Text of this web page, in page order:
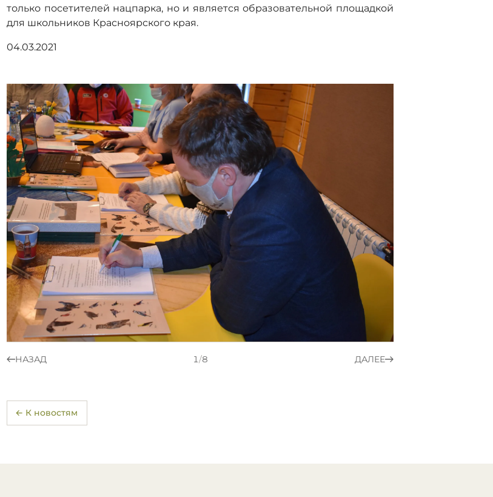
только посетителей нацпарка, но и является образовательной площадкой
для школьников Красноярского края.
04.03.2021
НАЗАД 1/8 ДАЛЕЕ
← К новостям